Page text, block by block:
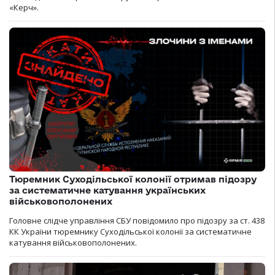
«Керч».
Тюремник Суходільської колонії отримав підозру
за систематичне катування українських
військовополонених
Головне слідче управління СБУ повідомило про підозру за ст. 438
КК України тюремнику Суходільської колонії за систематичне
катування військовополонених.